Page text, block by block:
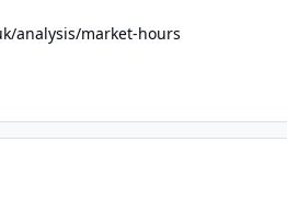
analysis/market-hours